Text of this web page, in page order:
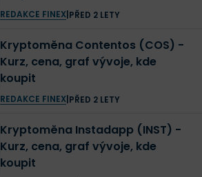
REDAKCE FINEX| PŘED 2 LETY
Kryptoměna Contentos (COS) -
Kurz, cena, graf vývoje, kde
koupit
REDAKCE FINEX| PŘED 2 LETY
Kryptoměna Instadapp (INST) -
Kurz, cena, graf vývoje, kde
koupit